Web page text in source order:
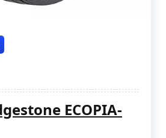
ECOPIA-